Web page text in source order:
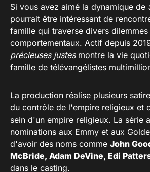
Si vous avez aimé la dynamique de
pourrait être intéressant de
famille qui traverse divers
comportementaux. Actif depuis
précieuses justesmontre la vie
famille de télévangélistes
La production réalise plusieurs
du contrôle de l'empire religieux et
sein d'un empire religieux. La série
nominations aux Emmy et aux
d'avoir des noms comme John
McBride, Adam DeVine, Edi
dans le casting.